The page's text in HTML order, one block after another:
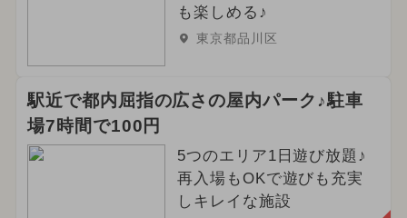
も楽しめる♪
東京都品川区
駅近で都内屈指の広さの屋内パーク♪駐車
場7時間で100円
5つのエリア1日遊び放題♪
再入場もOKで遊びも充実
しキレイな施設